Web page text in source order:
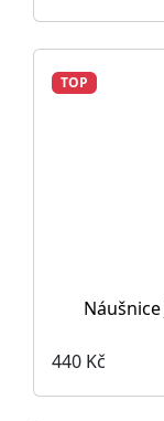
TOP
Náušnice
440 Kč